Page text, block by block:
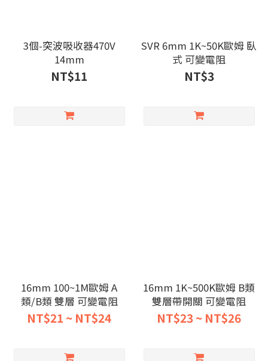
3個-突波吸收器470V
14mm
NT$11
SVR 6mm 1K~50K歐姆 臥
式 可變電阻
NT$3
16mm 100~1M歐姆 A
類/B類 雙層 可變電阻
NT$21 ~ NT$24
16mm 1K~500K歐姆 B類
雙層帶開關 可變電阻
NT$23 ~ NT$26